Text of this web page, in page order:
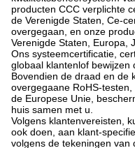
producten CCC verplichte
de Verenigde Staten, Ce-
overgegaan, en onze
Verenigde Staten, Europa,
Ons systeemcertificatie,
globaal klantenlof bewijzen
Bovendien de draad en de
overgegaane RoHS-
de Europese Unie,
huis samen met u.
Volgens klantenvereisten,
ook doen, aan klant-
volgens de tekeningen van